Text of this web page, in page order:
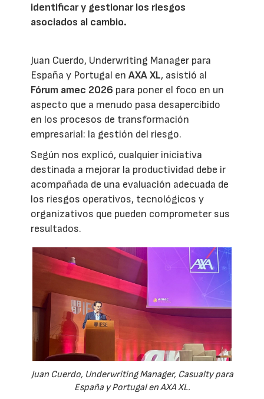
identificar y gestionar los riesgos
asociados al cambio.
Juan Cuerdo, Underwriting Manager para
España y Portugal enAXA XL, asistió al
Fórum amec 2026 para poner el foco en un
aspecto que a menudo pasa desapercibido
en los procesos de transformación
empresarial: la gestión del riesgo.
Según nos explicó, cualquier iniciativa
destinada a mejorar la productividad debe ir
acompañada de una evaluación adecuada de
los riesgos operativos, tecnológicos y
organizativos que pueden comprometer sus
resultados.
Juan Cuerdo, Underwriting Manager, Casualty para
España y Portugal en AXA XL.